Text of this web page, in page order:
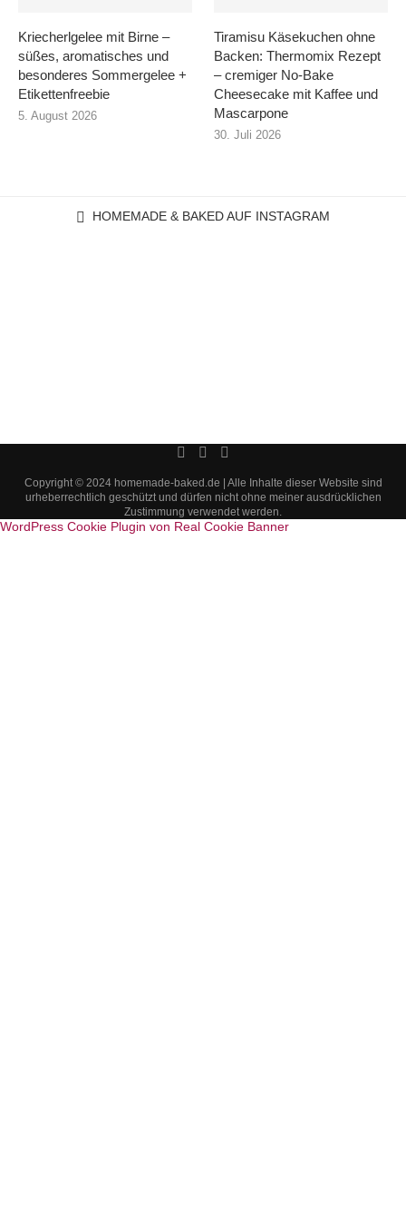
Kriecherlgelee mit Birne –
süßes, aromatisches und
besonderes Sommergelee +
Etikettenfreebie
5. August 2026
Tiramisu Käsekuchen ohne
Backen: Thermomix Rezept
– cremiger No-Bake
Cheesecake mit Kaffee und
Mascarpone
30. Juli 2026
HOMEMADE & BAKED AUF INSTAGRAM
Copyright © 2024 homemade-baked.de | Alle Inhalte dieser Website sind
urheberrechtlich geschützt und dürfen nicht ohne meiner ausdrücklichen
Zustimmung verwendet werden.
WordPress Cookie Plugin von Real Cookie Banner